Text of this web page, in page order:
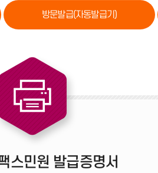
방문발급(자동발급기)
스민원 발급증명서